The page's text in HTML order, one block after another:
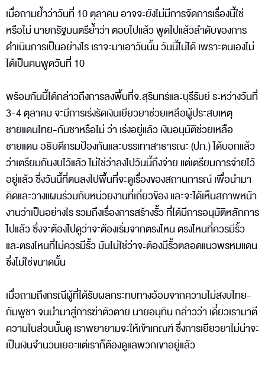
เมื่อถามย้ำว่าวันที่ 10 ตุลาคม อาจจะยังไม่มีการจัดการเรื่องนี้ใช่
หรือไม่ นายกรัฐมนตรีย้ำว่า ตอบไปแล้ว พูดไปแล้วลำดับของการ
ดำเนินการเป็นอย่างไร เราจะมาเอาวันนั้น วันนี้ไม่ได้ เพราะตนเองไม่
ได้เป็นคนพูดวันที่ 10
พร้อมกันนี้ได้กล่าวถึงการลงพื้นที่จ.สุรินทร์และบุรีรัมย์ ระหว่างวันที่
3-4 ตุลาคม จะมีการเร่งรัดเงินเยียวยาช่วยเหลือผู้ประสบเหตุ
ชายแดนไทย-กัมชาหรือไม่ ว่า เร่งอยู่แล้ว เงินอนุมัติช่วยเหลือ
ชายแดน อธิบดีกรมป้องกันและบรรเทาสาธารณะ (ปภ.) ได้บอกแล้ว
ว่าเตรียมกันงบไว้แล้ว ไม่ใช่ว่าลงไปวันนี้ถึงจ่าย แต่เตรียมการจ่ายไว้
อยู่แล้ว ซึ่งวันนี้ที่ตนลงไปพื้นที่จะดูเรื่องของสถานการณ์ เพื่อนำมา
คิดและวางแผนร่วมกับหน่วยงานที่เกี่ยวข้อง และจะได้เห็นสภาพหน้า
งานว่าเป็นอย่างไร รวมถึงเรื่องการสร้างรั้ว ที่ได้มีการอนุมัติหลักการ
ไปแล้ว ซึ่งจะต้องไปดูว่าจะต้องเริ่มจากตรงไหน ตรงไหนที่ควรมีรั้ว
และตรงไหนที่ไม่ควรมีรั้ว มันไม่ใช่ว่าจะต้องมีรั้วตลอดแนวพรหมแดน
ซึ่งไม่ใช่ขนาดนั้น
เมื่อถามถึงกรณีผู้ที่ได้รับผลกระทบทางอ้อมจากความไม่สงบไทย-
กัมพูชา จนนำมาสู่การฆ่าตัวตาย นายอนุทิน กล่าวว่า เดี๋ยวเรามาตี
ความในส่วนนั้นดู เราพยายามจะให้เข้าเกณฑ์ ซึ่งการเยียวยาไม่น่าจะ
เป็นเงินจำนวนเยอะแต่เราก็ต้องดูแลพวกเขาอยู่แล้ว